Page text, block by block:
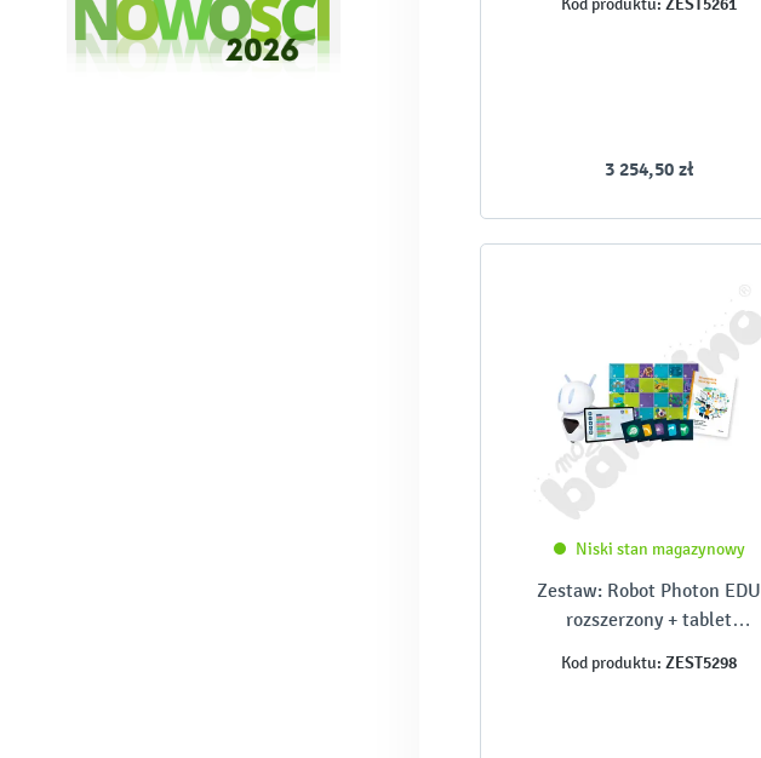
Kod produktu:
3 254,50 zł
Niski stan magazynowy
Zestaw: Robot Photon EDU
rozszerzony + tablet
Kod produktu: ZEST5298